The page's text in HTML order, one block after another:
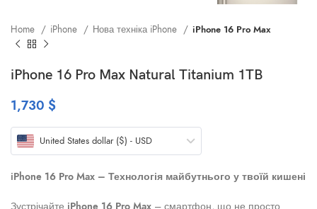
Home iPhone Нова техніка iPhone iPhone 16 Pro Max
iPhone 16 Pro Max Natural Titanium 1TB
1,730 $
United States dollar ($) - USD
iPhone 16 Pro Max – Технологія майбутнього у твоїй кишені